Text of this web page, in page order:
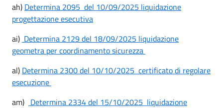
ah) Determina 2095 del 10/09/2025 liquidazione
progettazione esecutiva
ai) Determina 2129 del 18/09/2025 liquidazione
geometra per coordinamento sicurezza
al) Determina 2300 del 10/10/2025 certificato di regolare
esecuzione
am) Determina 2334 del 15/10/2025 liquidazione